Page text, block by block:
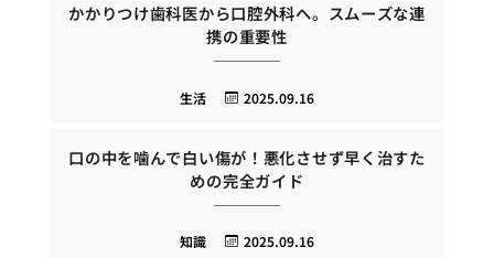
かかりつけ歯科医から口腔外科へ。スムーズな連
携の重要性
2025.09.16
生活
口の中を噛んで白い傷が！悪化させず早く治すた
めの完全ガイド
2025.09.16
知識